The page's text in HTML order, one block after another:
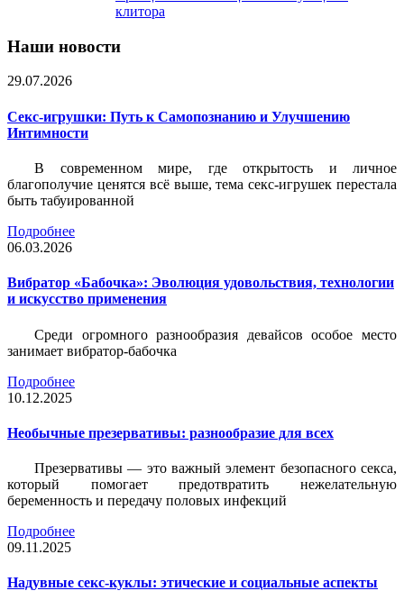
клитора
Наши новости
29.07.2026
Секс-игрушки: Путь к Самопознанию и Улучшению
Интимности
В современном мире, где открытость и личное
благополучие ценятся всё выше, тема секс-игрушек перестала
быть табуированной
Подробнее
06.03.2026
Вибратор «Бабочка»: Эволюция удовольствия, технологии
и искусство применения
Среди огромного разнообразия девайсов особое место
занимает вибратор-бабочка
Подробнее
10.12.2025
Необычные презервативы: разнообразие для всех
Презервативы — это важный элемент безопасного секса,
который помогает предотвратить нежелательную
беременность и передачу половых инфекций
Подробнее
09.11.2025
Надувные секс-куклы: этические и социальные аспекты